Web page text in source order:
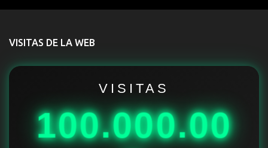
t
VISITAS DE LA WEB
VISITAS
100.000.00